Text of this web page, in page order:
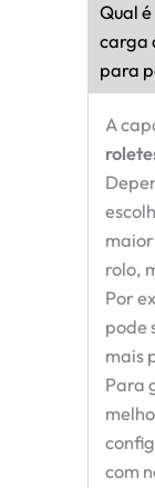
Qual
carga
para
A
rolo,
Por
pode
mais
Para
com